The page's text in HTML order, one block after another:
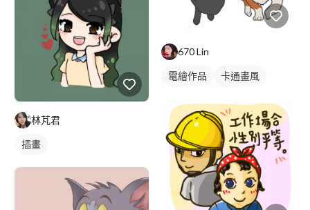
林芃君
插畫
670 Lin
電繪作品
卡通畫風